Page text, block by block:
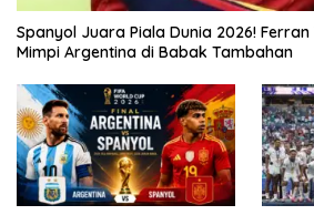
Spanyol Juara Piala Dunia 2026!
Mimpi Argentina di Babak Tambahan